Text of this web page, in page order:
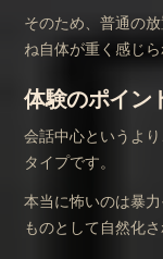
そのため、普通の
ね自体が重く感じら
体験のポイン
会話中心というよ
タイプです。
本当に怖いのは暴
ものとして自然化さ